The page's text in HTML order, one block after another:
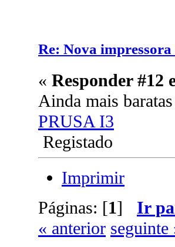
Re: Nova
« Responder #12
Ainda mais
PRUSA I3
Registado
Imprimir
Páginas: [1] Ir
« anterior seguinte